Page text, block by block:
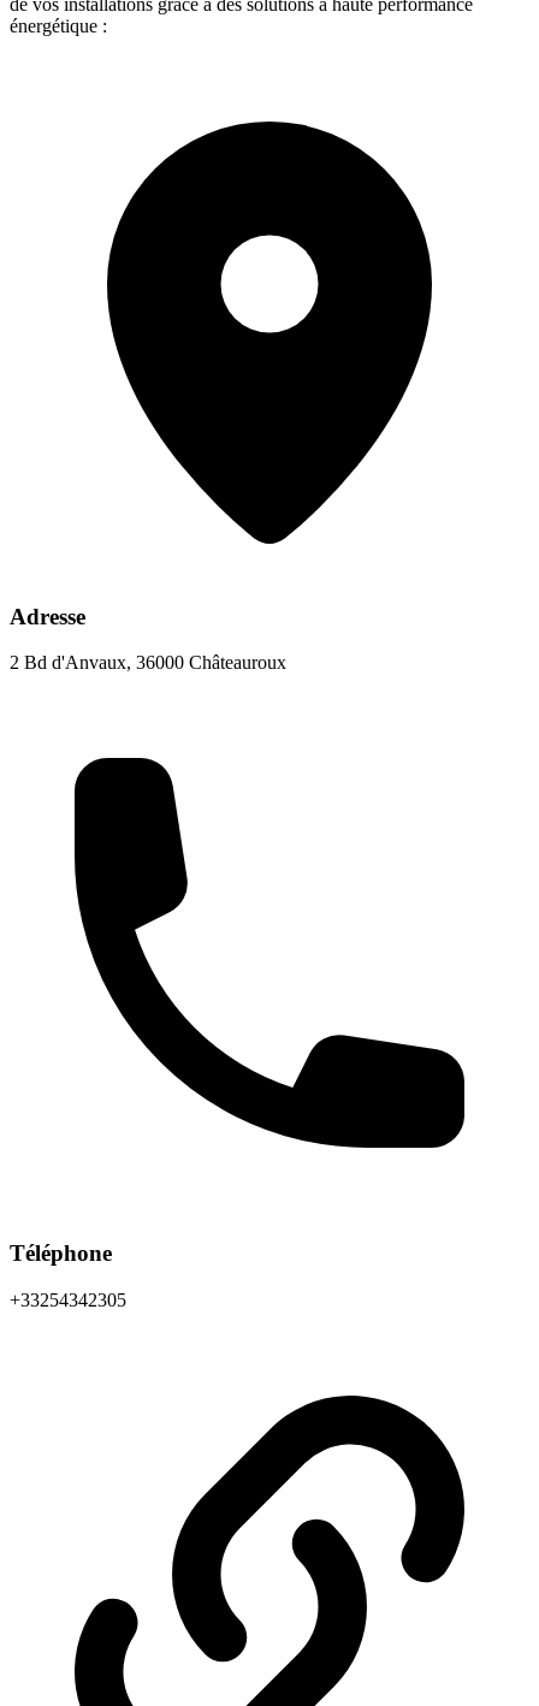
énergétique :
Adresse
2 Bd d'Anvaux, 36000 Châteauroux
Téléphone
+33254342305